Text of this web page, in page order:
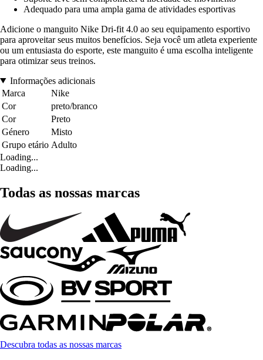
Adequado para uma ampla gama de atividades esportivas
Adicione o manguito Nike Dri-fit 4.0 ao seu equipamento esportivo
para aproveitar seus muitos benefícios. Seja você um atleta experiente
ou um entusiasta do esporte, este manguito é uma escolha inteligente
para otimizar seus treinos.
Informações adicionais
Marca
Nike
Cor
preto/branco
Cor
Preto
Género
Misto
Grupo etário Adulto
Loading...
Loading...
Todas as nossas marcas
Descubra todas as nossas marcas